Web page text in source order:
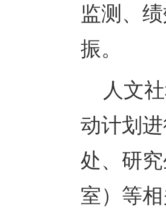
监测、
振。
人文
动计划
处、研
室）等